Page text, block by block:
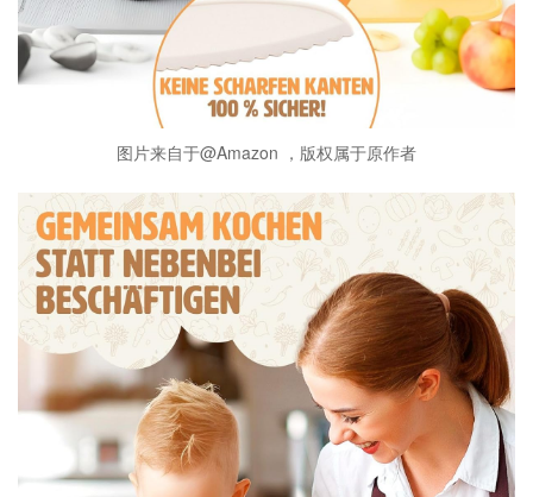
图片来自于@Amazon ，版权属于原作者